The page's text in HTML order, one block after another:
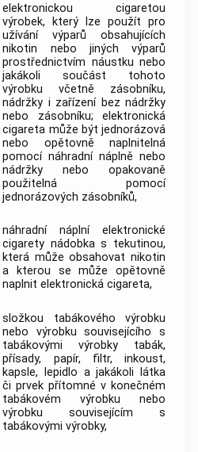
elektronickou cigaretou
výrobek, který lze použít pro
užívání výparů obsahujících
nikotin nebo jiných výparů
prostřednictvím náustku nebo
jakákoli součást tohoto
výrobku včetně zásobníku,
nádržky i zařízení bez nádržky
nebo zásobníku; elektronická
cigareta může být jednorázová
nebo opětovně naplnitelná
pomocí náhradní náplně nebo
nádržky nebo opakovaně
použitelná pomocí
jednorázových zásobníků,
náhradní náplní elektronické
cigarety nádobka s tekutinou,
která může obsahovat nikotin
a kterou se může opětovně
naplnitelektronická cigareta,
složkou tabákového výrobku
nebo výrobku souvisejícího s
tabákovými výrobky
tabák,
přísady, papír, filtr, inkoust,
kapsle, lepidlo a jakákoli látka
či prvek přítomné v konečném
tabákovém výrobku nebo
výrobku souvisejícím s
tabákovými výrobky,